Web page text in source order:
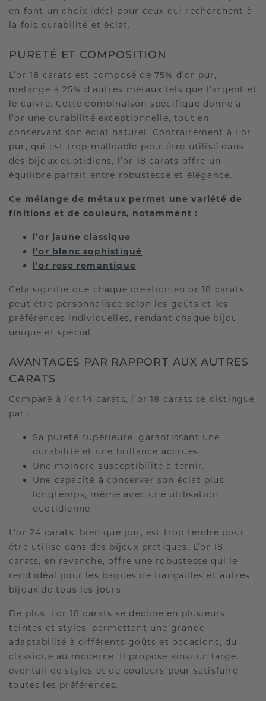
en font un choix idéal pour ceux qui recherchent à
la fois durabilité et éclat.
PURETÉ ET COMPOSITION
L’or 18 carats est composé de 75% d’or pur,
mélangé à 25% d’autres métaux tels que l’argent et
le cuivre. Cette combinaison spécifique donne à
l’or une durabilité exceptionnelle, tout en
conservant son éclat naturel. Contrairement à l’or
pur, qui est trop malléable pour être utilisé dans
des bijoux quotidiens, l’or 18 carats offre un
équilibre parfait entre robustesse et élégance.
Ce mélange de métaux permet une variété de
finitions et de couleurs, notamment :
l’or jaune classique
l’or blanc sophistiqué
l’or rose romantique
Cela signifie que chaque création en or 18 carats
peut être personnalisée selon les goûts et les
préférences individuelles, rendant chaque bijou
unique et spécial.
AVANTAGES PAR RAPPORT AUX AUTRES
CARATS
Comparé à l’or 14 carats, l’or 18 carats se distingue
par :
Sa pureté supérieure, garantissant une
durabilité et une brillance accrues.
Une moindre susceptibilité à ternir.
Une capacité à conserver son éclat plus
longtemps, même avec une utilisation
quotidienne.
L’or 24 carats, bien que pur, est trop tendre pour
être utilisé dans des bijoux pratiques. L’or 18
carats, en revanche, offre une robustesse qui le
rend idéal pour les bagues de fiançailles et autres
bijoux de tous les jours.
De plus, l’or 18 carats se décline en plusieurs
teintes et styles, permettant une grande
adaptabilité à différents goûts et occasions, du
classique au moderne. Il propose ainsi un large
éventail de styles et de couleurs pour satisfaire
toutes les préférences.